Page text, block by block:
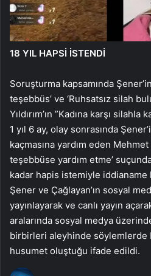
18 YIL HAPSİ İSTENDİ
Soruşturma kapsamında
teşebbüs’ ve ‘Ruhsatsız silah
Yıldırım’ın ”Kadına karşı
1 yıl 6 ay, olay sonrasında
kaçmasına yardım eden
teşebbüse yardım etme’
kadar hapis istemiyle iddianame
Şener ve Çağlayan’ın sosyal
yayınlayarak ve canlı yayın
aralarında sosyal medya
birbirleri aleyhinde söylemlerde
husumet oluştuğu ifade edildi.